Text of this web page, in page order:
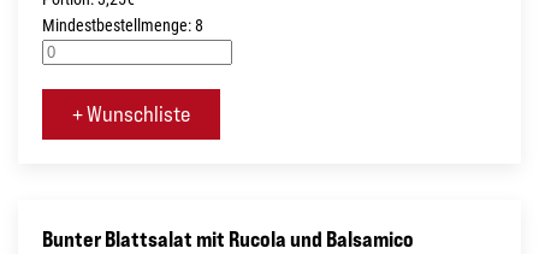
Mindestbestellmenge: 8
+ Wunschliste
Bunter Blattsalat mit Rucola und Balsamico